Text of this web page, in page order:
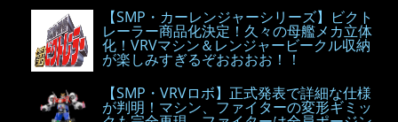
【SMP・カーレンジャーシリーズ】ビクト
レーラー商品化決定！久々の母艦メカ立体
化！VRVマシン＆レンジャービークル収納
が楽しみすぎるぞおおおお！！
【SMP・VRVロボ】正式発表で詳細な仕様
が判明！マシン、ファイターの変形ギミッ